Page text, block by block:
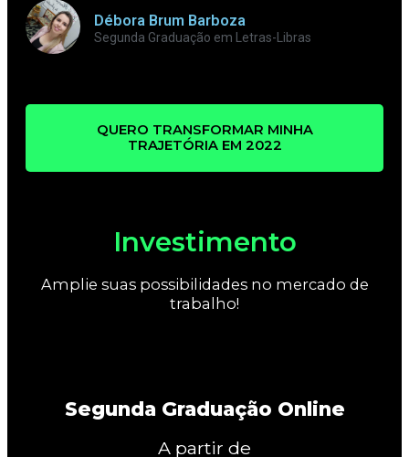
Débora Brum Barboza
Segunda Graduação em Letras-Libras
QUERO TRANSFORMAR MINHA
TRAJETÓRIA EM 2022
Investimento
Amplie suas possibilidades no mercado de
trabalho!
Segunda Graduação Online
A partir de